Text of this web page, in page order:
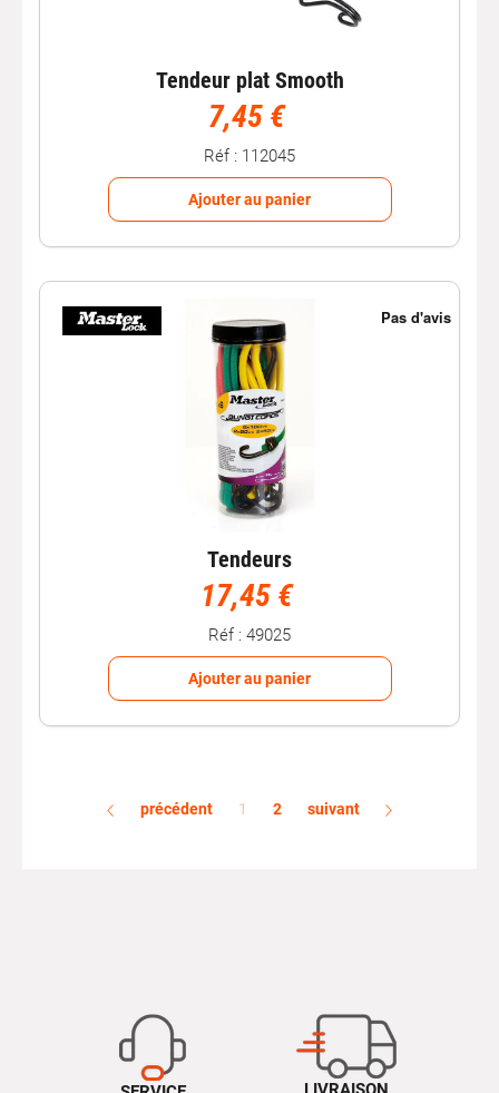
Tendeur plat Smooth
7,45 €
Réf : 112045
Ajouter au panier
Tendeurs
17,45 €
Réf : 49025
Ajouter au panier
précédent 1 2 suivant